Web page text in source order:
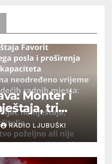
Monter i
tri
RADIO LJUBUŠKI